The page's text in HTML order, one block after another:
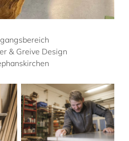
& Greive Design